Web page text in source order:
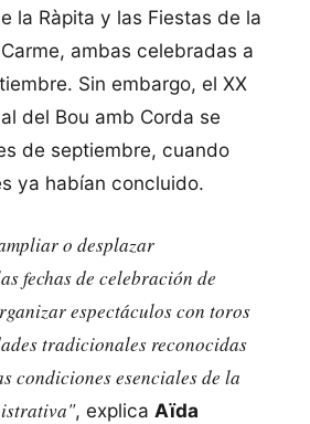
la Ràpita y las Fiestas de la
ambas celebradas a
Sin embargo, el XX
del Bou amb Corda se
de septiembre, cuando
ya habían concluido.
o desplazar
fechas de celebración de
espectáculos con toros
tradicionales reconocidas
condiciones esenciales de la
, explica Aïda